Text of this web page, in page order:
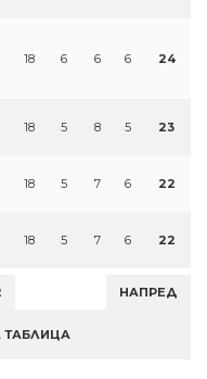
18 6 6 6 24
18 5 8 5 23
18 5 7 6 22
18 5 7 6 22
НАПРЕД
ТАБЛИЦА